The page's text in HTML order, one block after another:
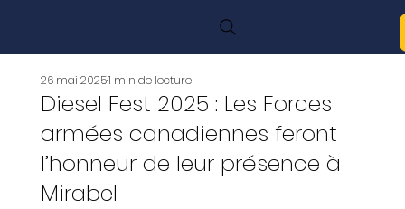
Diesel Fest 2025 : Les Forces
armées canadiennes feront
l’honneur de leur présence à
Mirabel
26 mai 20251 min de lecture